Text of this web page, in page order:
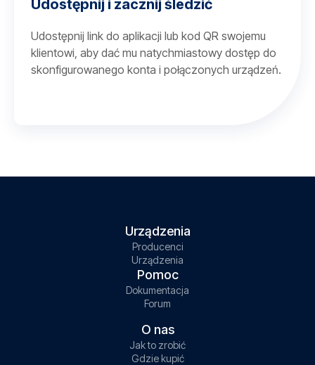
Udostępnij i zacznij śledzić
Udostępnij link do aplikacji lub kod QR swojemu
klientowi, aby dać mu natychmiastowy dostęp do
skonfigurowanego konta i połączonych urządzeń.
Urządzenia
Producenci
Urządzenia
Pomoc
Dokumentacja
Forum
O nas
Jak to zrobić
Gdzie kupić